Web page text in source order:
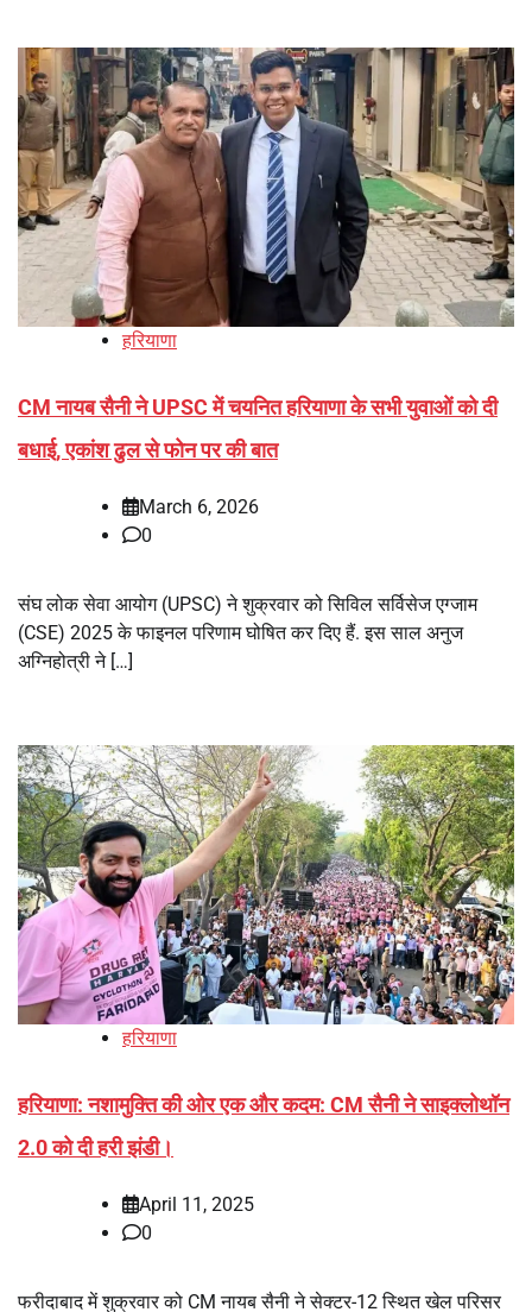
हरियाणा
CM नायब सैनी ने UPSC में चयनित हरियाणा के सभी युवाओं को दी
बधाई, एकांश ढुल से फोन पर की बात
March 6, 2026
0
संघ लोक सेवा आयोग (UPSC) ने शुक्रवार को सिविल सर्विसेज एग्जाम
(CSE) 2025 के फाइनल परिणाम घोषित कर दिए हैं. इस साल अनुज
अग्निहोत्री ने […]
हरियाणा
हरियाणा: नशामुक्ति की ओर एक और कदम: CM सैनी ने साइक्लोथॉन
2.0 को दी हरी झंडी।
April 11, 2025
0
फरीदाबाद में शुक्रवार को CM नायब सैनी ने सेक्टर-12 स्थित खेल परिसर